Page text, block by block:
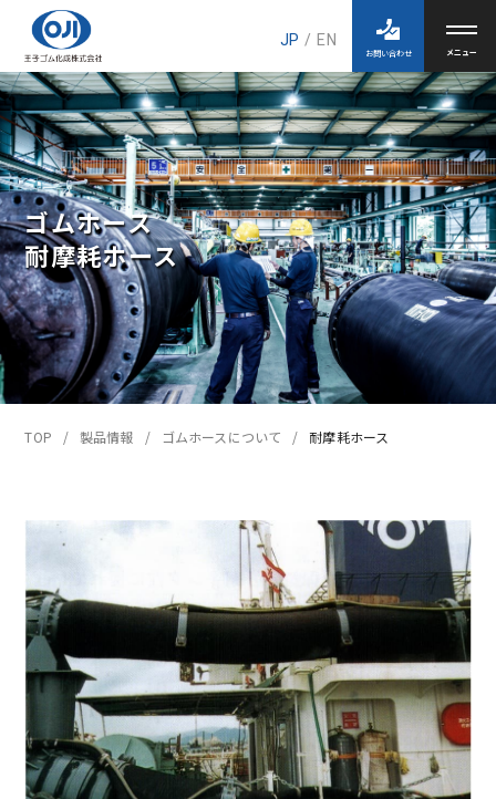
JP / EN
お問い合わせ
ゴムホース
耐摩耗ホース
TOP 製品情報 ゴムホースについて 耐摩耗ホース